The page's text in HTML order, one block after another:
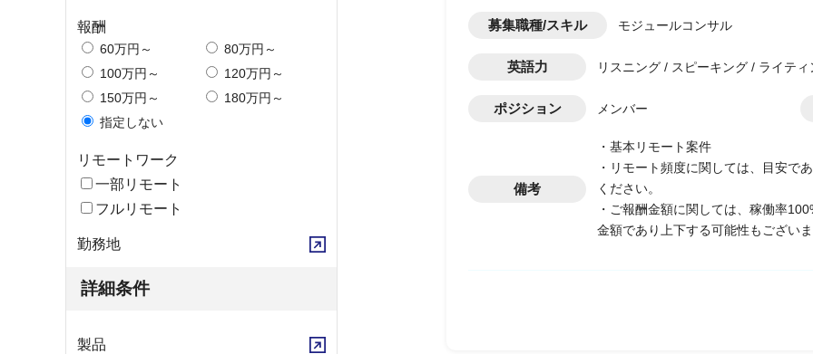
報酬
60万円～
80万円～
100万円～
120万円～
150万円～
180万円～
指定しない
リモートワーク
一部リモート
フルリモート
勤務地
詳細条件
製品
募集職種/スキル モジュールコンサル
英語力 リスニング / スピーキング / ライテ
ポジション メンバー
備考
・基本リモート案件
・リモート頻度に関しては、目安で
ください。
・ご報酬金額に関しては、稼働率
金額であり上下する可能性もござい